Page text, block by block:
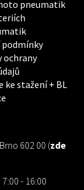
pneumatik
podmínky
ochrany
ke stažení + BL
602 00 (zde
7:00 - 16:00